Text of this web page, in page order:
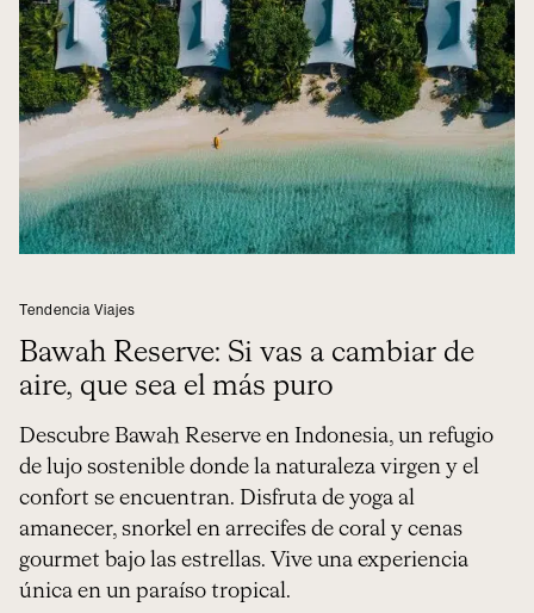
Tendencia Viajes
Bawah Reserve: Si vas a cambiar de
aire, que sea el más puro
Descubre Bawah Reserve en Indonesia, un refugio
de lujo sostenible donde la naturaleza virgen y el
confort se encuentran. Disfruta de yoga al
amanecer, snorkel en arrecifes de coral y cenas
gourmet bajo las estrellas. Vive una experiencia
única en un paraíso tropical.